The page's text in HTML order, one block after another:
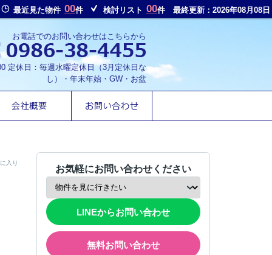
最近見た物件 00件 検討リスト 00件 最終更新：2026年08月08日
お電話でのお問い合わせはこちらから
定休日：毎週水曜定休日（3月定休日な
し）・年末年始・GW・お盆
入り
お気軽にお問い合わせください
LINEからお問い合わせ
無料お問い合わせ